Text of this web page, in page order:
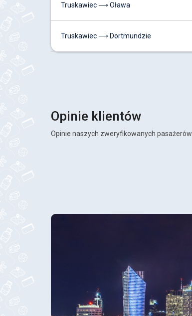
Truskawiec ⟶ Oława
Truskawiec ⟶ Dortmundzie
Opinie klientów
Opinie naszych zweryfikowanych pasażerów